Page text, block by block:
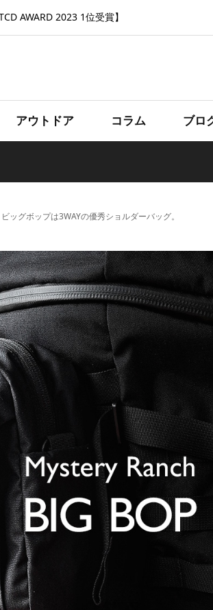
AWARD 2023 1位受賞】
アウトドア コラム ブロ
ッグボップは3WAYの優秀ショルダーバッグ。